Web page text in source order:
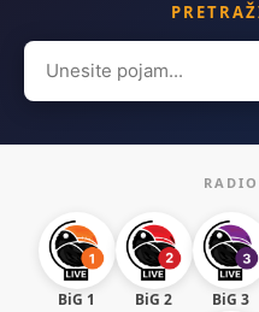
Search
for:
BiG 1 BiG 2 BiG 3